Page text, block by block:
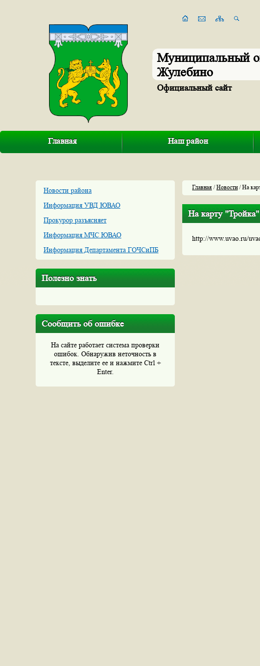
Муниципальный
Жулебино
Официальный сайт
Главная Наш район
Новости района
Информация УВД ЮВАО
Прокурор разъясняет
Информация МЧС ЮВАО
Информация Департамента ГОЧСиПБ
Полезно знать
Сообщить об ошибке
На сайте работает система проверки
ошибок. Обнаружив неточность в
тексте, выделите ее и нажмите Ctrl +
Enter.
Главная /Новости/ На
На карту
http://www.uvao.ru/